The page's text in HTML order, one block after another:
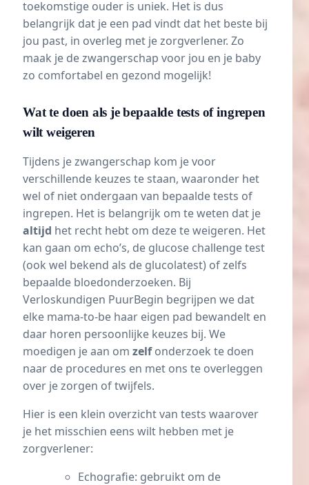
toekomstige ouder is uniek. Het is dus
belangrijk dat je een pad vindt dat het beste bij
jou past, in overleg met je zorgverlener. Zo
maak je de zwangerschap voor jou en je baby
zo comfortabel en gezond mogelijk!
Wat te doen als je bepaalde tests of ingrepen
wilt weigeren
Tijdens je zwangerschap kom je voor
verschillende keuzes te staan, waaronder het
wel of niet ondergaan van bepaalde tests of
ingrepen. Het is belangrijk om te weten dat je
altijd het recht hebt om deze te weigeren. Het
kan gaan om echo’s, de glucose challenge test
(ook wel bekend als de glucolatest) of zelfs
bepaalde bloedonderzoeken. Bij
Verloskundigen PuurBegin begrijpen we dat
elke mama-to-be haar eigen pad bewandelt en
daar horen persoonlijke keuzes bij. We
moedigen je aan om zelfonderzoek te doen
naar de procedures en met ons te overleggen
over je zorgen of twijfels.
Hier is een klein overzicht van tests waarover
je het misschien eens wilt hebben met je
zorgverlener:
Echografie: gebruikt om de